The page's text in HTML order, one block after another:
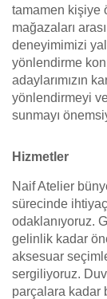
tamamen kişiye
mağazaları
deneyimimizi
yönlendirme
adaylarımızın
yönlendirmeyi
sunmayı
Hizmetler
Naif Atelier
sürecinde
odaklanıyoruz.
gelinlik kadar
aksesuar
sergiliyoruz.
parçalara kadar